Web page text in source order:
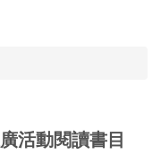
活動閱讀書目